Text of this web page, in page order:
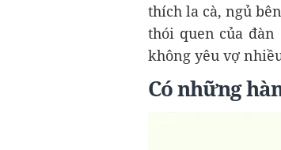
thích la cà, ngủ
thói quen của
không yêu vợ
Có những